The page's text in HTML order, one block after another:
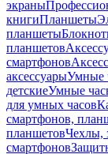
экраны
книгиПланшеты
планшеты
планшетов
смартфонов
аксессуарыУмные
детскиеУмные
для умных часов
смартфонов,
планшетовЧехлы,
смартфонов